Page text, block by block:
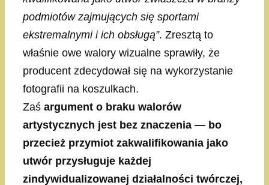
podmiotów zajmujących się sportami
ekstremalnymi i ich obsługą”. Zresztą to
właśnie owe walory wizualne sprawiły, że
producent zdecydował się na wykorzystanie
fotografii na koszulkach.
Zaś argument o braku walorów
artystycznych jest bez znaczenia — bo
przecież przymiot zakwalifikowania jako
utwór przysługuje każdej
zindywidualizowanej działalności twórczej,